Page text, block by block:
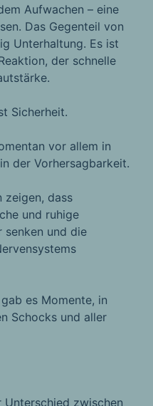
Aufwachen – eine
Das Gegenteil von
Unterhaltung. Es ist
der schnelle
Sicherheit.
vor allem in
der Vorhersagbarkeit.
zeigen, dass
und ruhige
senken und die
es Momente, in
Schocks und aller
zwischen